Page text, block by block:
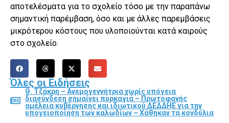
αποτελέσματα για το σχολείο τόσο με την παραπάνω
σημαντική παρέμβαση, όσο και με άλλες παρεμβάσεις
μικρότερου κόστους που υλοποιούνται κατά καιρούς
στο σχολείο.
Όλες οι Ειδήσεις
Θ. Τζάκρη – Ανεμογεννήτρια χωρίς υπόγεια
διασύνδεση σημαίνει πυρκαγιά – Πρωτοφανής
αμέλεια κυβέρνησης και ιδιωτικού ΔΕΔΔΗΕ για την
υπογειοποίηση των καλωδίων – Χάθηκαν τα κονδύλια